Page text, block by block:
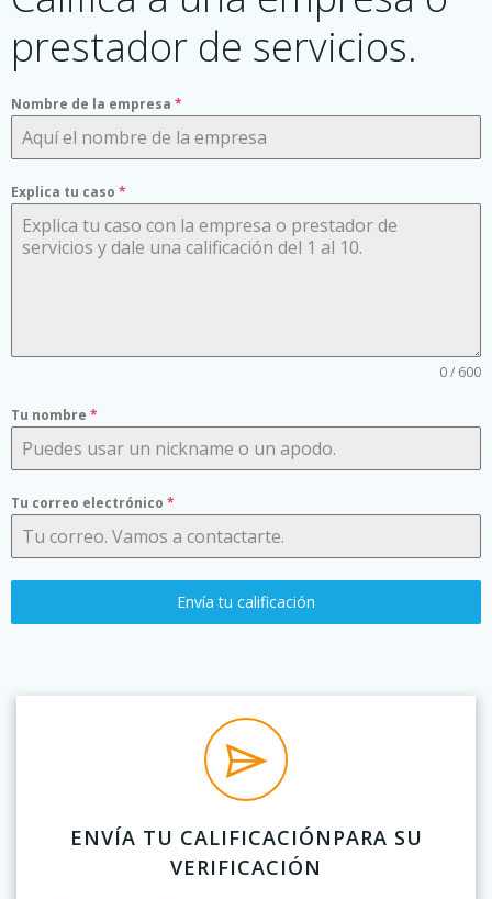
prestador de servicios.
Nombre de la empresa *
Explica tu caso *
0 / 600
Tu nombre *
Tu correo electrónico *
Envía tu calificación
ENVÍA TU CALIFICACIÓNPARA SU
VERIFICACIÓN